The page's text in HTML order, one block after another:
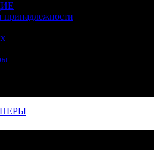
принадлежности